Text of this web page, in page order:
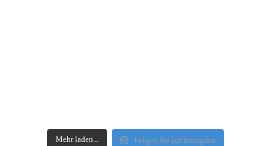
Mehr laden... Folgen Sie auf Instagram